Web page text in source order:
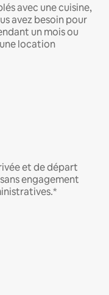
avec une cuisine,
avez besoin pour
un mois ou
location
et de départ
engagement